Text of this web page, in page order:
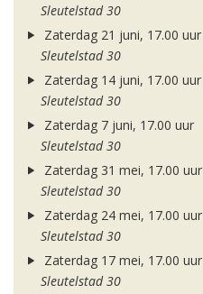
Sleutelstad 30
Zaterdag 21 juni, 17.00 uur
Sleutelstad 30
Zaterdag 14 juni, 17.00 uur
Sleutelstad 30
Zaterdag 7 juni, 17.00 uur
Sleutelstad 30
Zaterdag 31 mei, 17.00 uur
Sleutelstad 30
Zaterdag 24 mei, 17.00 uur
Sleutelstad 30
Zaterdag 17 mei, 17.00 uur
Sleutelstad 30